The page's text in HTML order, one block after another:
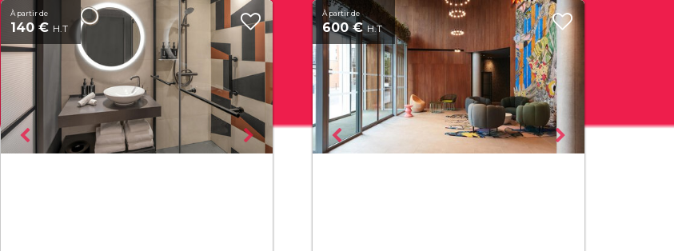
À partir de
140 € H.T
À partir de
600 €H.T